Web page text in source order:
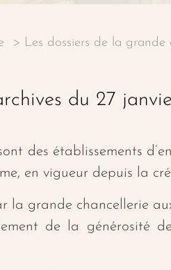
Les dossiers de la grande
du 27
des établissements
en vigueur depuis la
grande chancellerie
de la générosité